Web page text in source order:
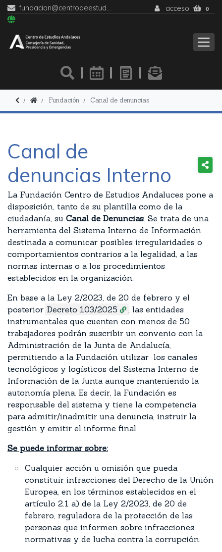
fundacion@centrodeestudiosandaluces.es acceso 0
Fundación Canal de denuncias
Canal de
denuncias Interno
La Fundación Centro de Estudios Andaluces pone a
disposición, tanto de su plantilla como de la
ciudadanía, su Canal de Denuncias. Se trata de una
herramienta del Sistema Interno de Información
destinada a comunicar posibles irregularidades o
comportamientos contrarios a la legalidad, a las
normas internas o a los procedimientos
establecidos en la organización.
En base a la Ley 2/2023, de 20 de febrero y el
posterior Decreto 103/2025
, las entidades
instrumentales que cuenten con menos de 50
trabajadores podrán suscribir un convenio con la
Administración de la Junta de Andalucía,
permitiendo a la Fundación utilizar los canales
tecnológicos y logísticos del Sistema Interno de
Información de la Junta aunque manteniendo la
autonomía plena. Es decir, la Fundación es
responsable del sistema y tiene la competencia
para admitir/inadmitir una denuncia, instruir la
gestión y emitir el informe final.
Se puede informar sobre:
Cualquier acción u omisión que pueda
constituir infracciones del Derecho de la Unión
Europea, en los términos establecidos en el
artículo 2.1 a) de la Ley 2/2023, de 20 de
febrero, reguladora de la protección de las
personas que informen sobre infracciones
normativas y de lucha contra la corrupción.